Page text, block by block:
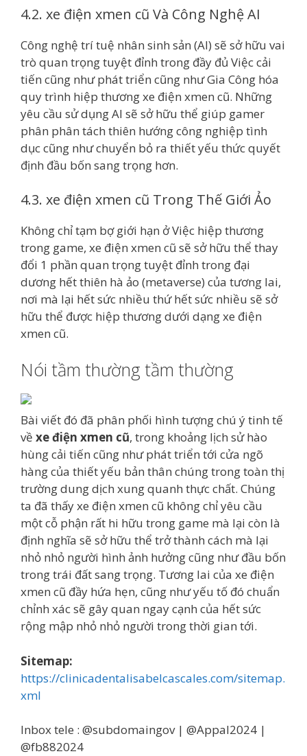
4.2. xe điện xmen cũ Và Công Nghệ AI
Công nghệ trí tuệ nhân sinh sản (AI) sẽ sở hữu vai
trò quan trọng tuyệt đỉnh trong đầy đủ Việc cải
tiến cũng như phát triển cũng như Gia Công hóa
quy trình hiệp thương xe điện xmen cũ. Những
yêu cầu sử dụng AI sẽ sở hữu thể giúp gamer
phân phân tách thiên hướng công nghiệp tình
dục cũng như chuyển bỏ ra thiết yếu thức quyết
định đầu bốn sang trọng hơn.
4.3. xe điện xmen cũ Trong Thế Giới Ảo
Không chỉ tạm bợ giới hạn ở Việc hiệp thương
trong game, xe điện xmen cũ sẽ sở hữu thể thay
đổi 1 phần quan trọng tuyệt đỉnh trong đại
dương hết thiên hà ảo (metaverse) của tương lai,
nơi mà lại hết sức nhiều thứ hết sức nhiều sẽ sở
hữu thể được hiệp thương dưới dạng xe điện
xmen cũ.
Nói tầm thường tầm thường
Bài viết đó đã phân phối hình tượng chú ý tinh tế
về xe điện xmen cũ, trong khoảng lịch sử hào
hùng cải tiến cũng như phát triển tới cửa ngõ
hàng của thiết yếu bản thân chúng trong toàn thị
trường dung dịch xung quanh thực chất. Chúng
ta đã thấy xe điện xmen cũ không chỉ yêu cầu
một cỗ phận rất hi hữu trong game mà lại còn là
định nghĩa sẽ sở hữu thể trở thành cách mà lại
nhỏ nhỏ người hình ảnh hưởng cũng như đầu bốn
trong trái đất sang trọng. Tương lai của xe điện
xmen cũ đầy hứa hẹn, cũng như yếu tố đó chuẩn
chỉnh xác sẽ gây quan ngay cạnh của hết sức
rộng mập nhỏ nhỏ người trong thời gian tới.
Sitemap:
https://clinicadentalisabelcascales.com/sitemap.
xml
Inbox tele : @subdomaingov | @Appal2024 |
@fb882024